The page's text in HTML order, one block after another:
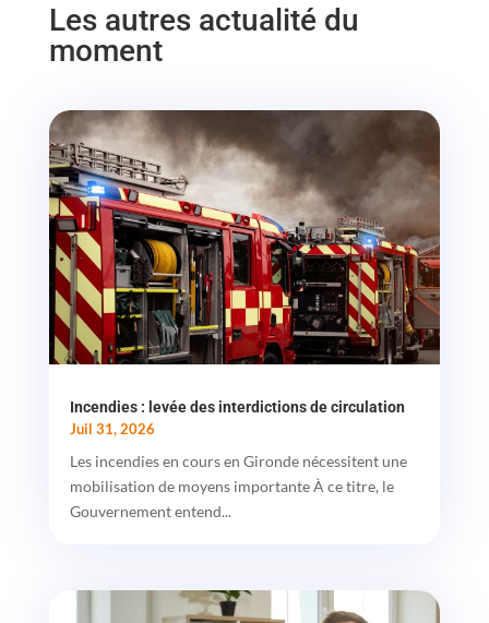
Les autres actualité du
moment
Incendies : levée des interdictions de circulation
Juil 31, 2026
Les incendies en cours en Gironde nécessitent une
mobilisation de moyens importante À ce titre, le
Gouvernement entend...